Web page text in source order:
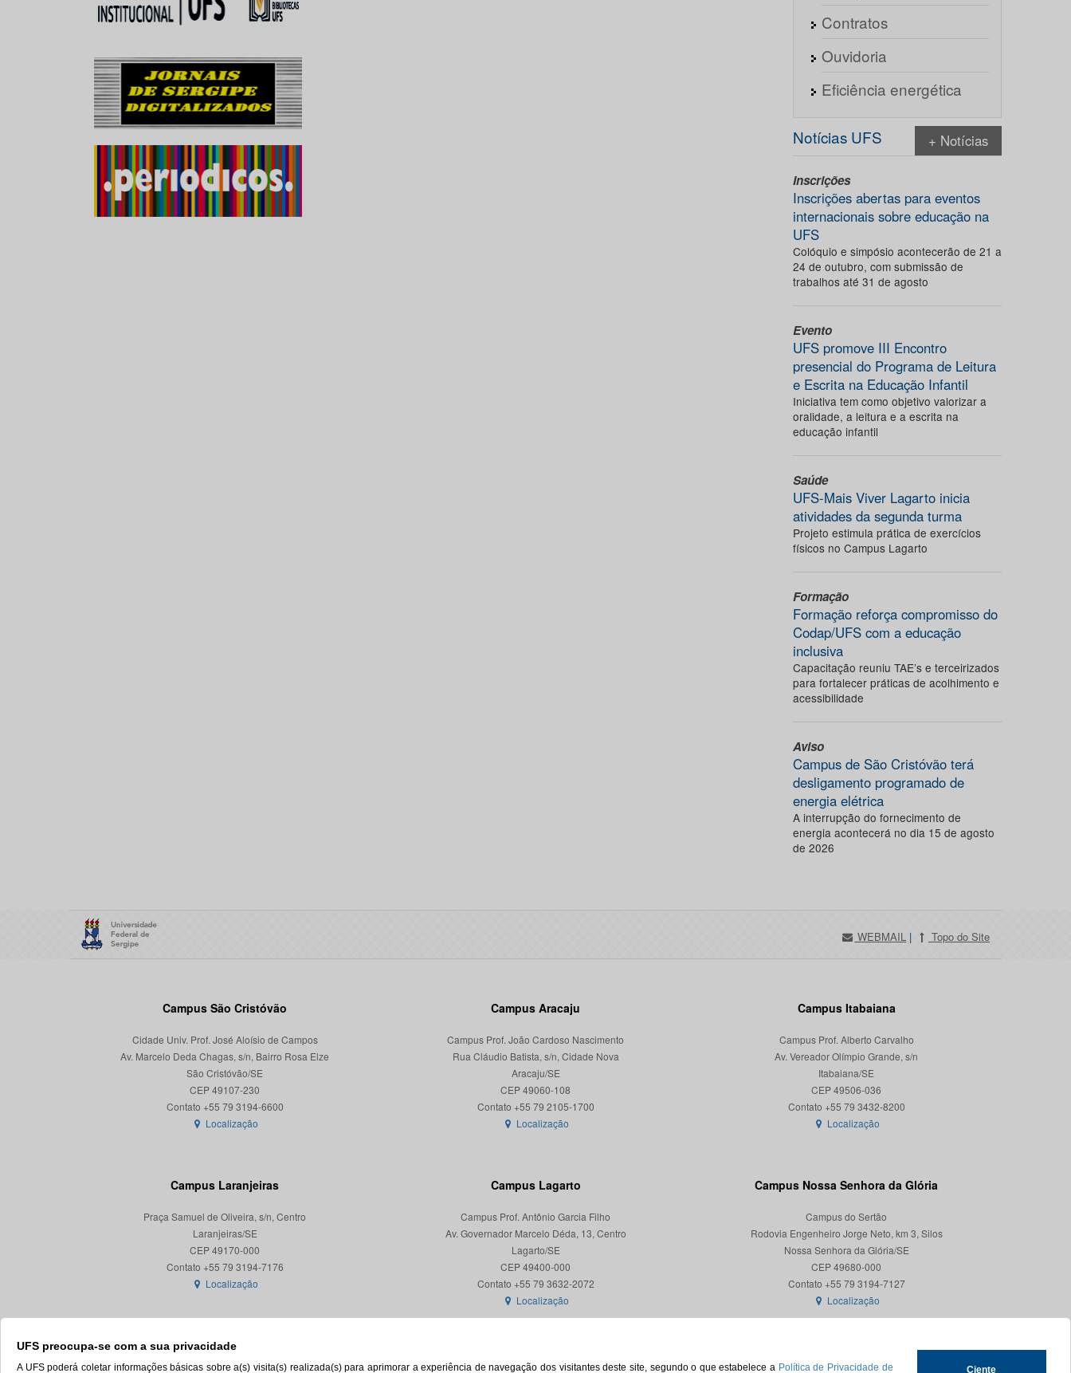
UFS preocupa-se com a sua privacidade
A UFS poderá coletar informações básicas sobre a(s) visita(s) realizada(s) para aprimorar a experiência de navegação dos visitantes deste site, segundo o que estabelece a Política de Privacidade de Ciente
Contratos
Ouvidoria
Eficiência energética
Notícias UFS + Notícias
Inscrições
Inscrições abertas para eventos
internacionais sobre educação na
UFS
Colóquio e simpósio acontecerão de 21 a
24 de outubro, com submissão de
trabalhos até 31 de agosto
Evento
UFS promove III Encontro
presencial do Programa de Leitura
e Escrita na Educação Infantil
Iniciativa tem como objetivo valorizar a
oralidade, a leitura e a escrita na
educação infantil
Saúde
UFS-Mais Viver Lagarto inicia
atividades da segunda turma
Projeto estimula prática de exercícios
físicos no Campus Lagarto
Formação
Formação reforça compromisso do
Codap/UFS com a educação
inclusiva
Capacitação reuniu TAE’s e terceirizados
para fortalecer práticas de acolhimento e
acessibilidade
Aviso
Campus de São Cristóvão terá
desligamento programado de
energia elétrica
A interrupção do fornecimento de
energia acontecerá no dia 15 de agosto
de 2026
WEBMAIL | Topo do Site
Campus São Cristóvão
Cidade Univ. Prof. José Aloísio de Campos
Av. Marcelo Deda Chagas, s/n, Bairro Rosa Elze
São Cristóvão/SE
CEP 49107-230
Localização
Campus Aracaju
Campus Prof. João Cardoso Nascimento
Rua Cláudio Batista, s/n, Cidade Nova
Aracaju/SE
CEP 49060-108
Localização
Campus Itabaiana
Campus Prof. Alberto Carvalho
Av. Vereador Olímpio Grande, s/n
Itabaiana/SE
CEP 49506-036
Localização
Campus Laranjeiras
Praça Samuel de Oliveira, s/n, Centro
Laranjeiras/SE
CEP 49170-000
Localização
Campus Lagarto
Campus Prof. Antônio Garcia Filho
Av. Governador Marcelo Déda, 13, Centro
Lagarto/SE
CEP 49400-000
Localização
Campus Nossa Senhora da Glória
Campus do Sertão
Rodovia Engenheiro Jorge Neto, km 3, Silos
Nossa Senhora da Glória/SE
CEP 49680-000
Contato +55 79 3194-7127
Localização